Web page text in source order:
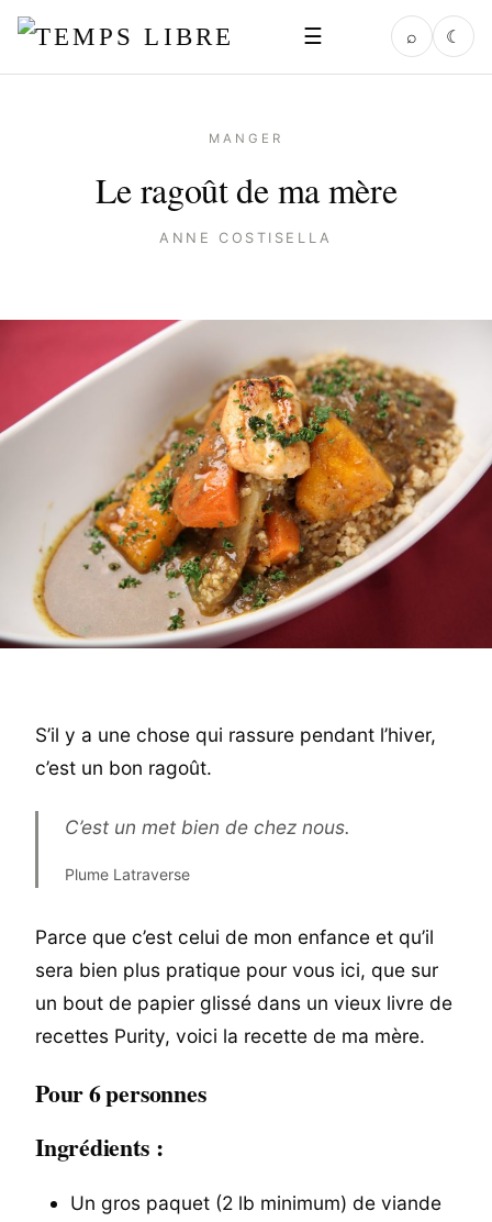
☰ ⌕ ☾
MANGER
Le ragoût de ma mère
ANNE COSTISELLA
S’il y a une chose qui rassure pendant l’hiver,
c’est un bon ragoût.
C’est un met bien de chez nous.
Plume Latraverse
Parce que c’est celui de mon enfance et qu’il
sera bien plus pratique pour vous ici, que sur
un bout de papier glissé dans un vieux livre de
recettes Purity, voici la recette de ma mère.
Pour 6 personnes
Ingrédients :
Un gros paquet (2 lb minimum) de viande